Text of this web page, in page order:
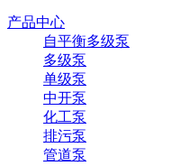
产品中心
自平衡多级泵
多级泵
单级泵
中开泵
化工泵
排污泵
管道泵